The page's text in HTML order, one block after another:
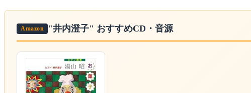
Amazon "井内澄子" おすすめCD・音源